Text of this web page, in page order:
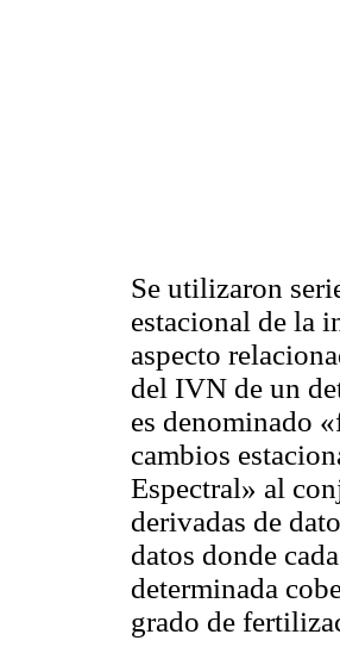
Se utilizaron
estacional de la
aspecto
del IVN de un
es denominado
cambios
Espectral» al
derivadas de
datos donde
determinada
grado de